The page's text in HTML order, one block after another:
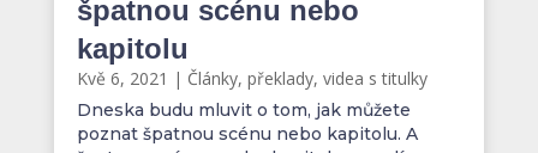
špatnou scénu nebo
kapitolu
Kvě 6, 2021 | Články, překlady, videa s titulky
Dneska budu mluvit o tom, jak můžete
poznat špatnou scénu nebo kapitolu. A